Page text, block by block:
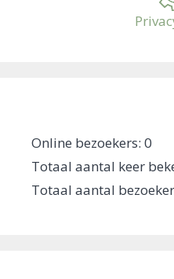
Online bezoekers: 0
Totaal aantal keer
Totaal aantal